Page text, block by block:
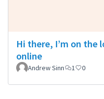
Hi there, I’m on the
online
Andrew Sinn 1 0